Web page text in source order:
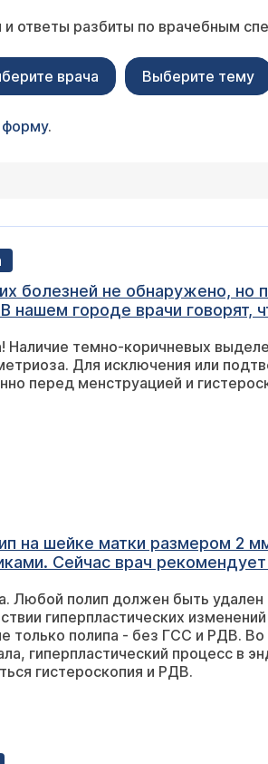
ответы разбиты по врачебным
врача Выберите тему
форму.
болезней не обнаружено,
нашем городе врачи говорят,
Партнера нет. Никаких
к Вам, а укажите, что
коричневых выделений после менструаций
Для исключения или
перед менструацией и
на шейке матки размером 2
Сейчас врач
Цикл нормальный,
хотелось бы в ближайшее
Любой полип должен быть
гиперпластических
только полипа - без ГСС и РДВ.
гиперпластический процесс в
гистероскопия и РДВ.